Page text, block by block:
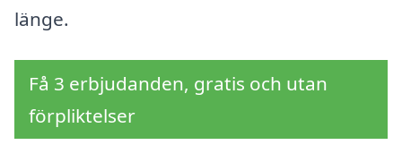
länge.
Få 3 erbjudanden, gratis och utan
förpliktelser